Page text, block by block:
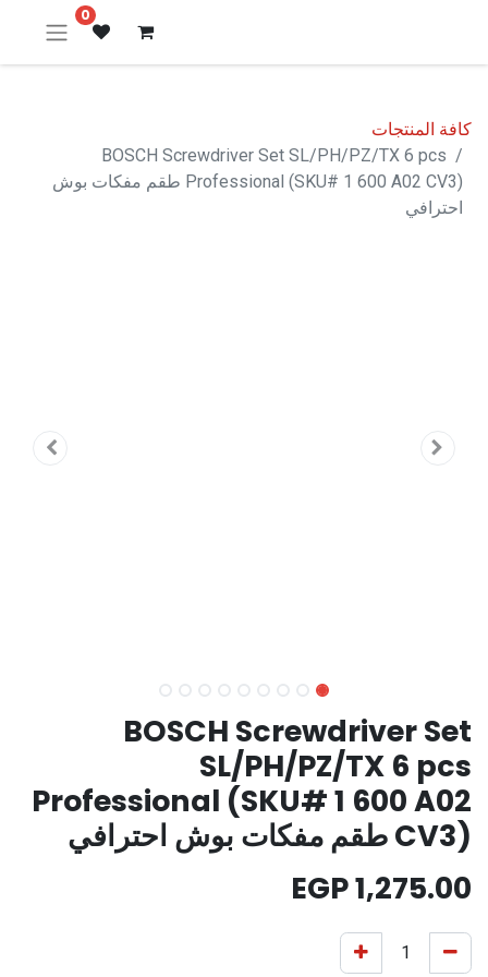
0
كافة المنتجات
BOSCH Screwdriver Set SL/PH/PZ/TX 6 pcs
Professional (SKU# 1 600 A02 CV3) طقم مفكات بوش
احترافي
BOSCH Screwdriver Set
SL/PH/PZ/TX 6 pcs
Professional (SKU# 1 600 A02
CV3) طقم مفكات بوش احترافي
1,275.00